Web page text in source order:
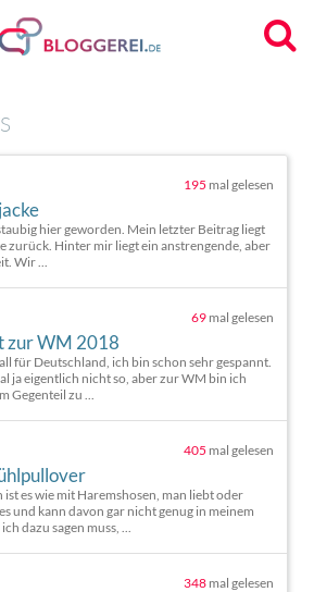
195 mal gelesen
hier geworden. Mein letzter Beitrag liegt
zurück. Hinter mir liegt ein anstrengende, aber
Wir ...
69 mal gelesen
zur WM 2018
für Deutschland, ich bin schon sehr gespannt.
ja eigentlich nicht so, aber zur WM bin ich
Gegenteil zu ...
405 mal gelesen
es wie mit Haremshosen, man liebt oder
und kann davon gar nicht genug in meinem
dazu sagen muss, ...
348 mal gelesen